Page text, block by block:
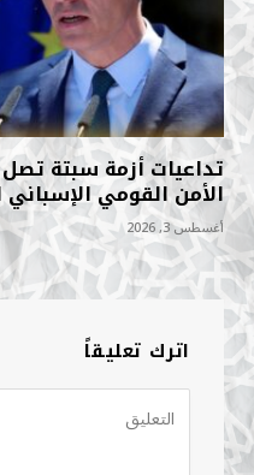
تداعيات أزمة سبتة
الأمن القومي
أغسطس 3, 2026
اترك تعليقاً